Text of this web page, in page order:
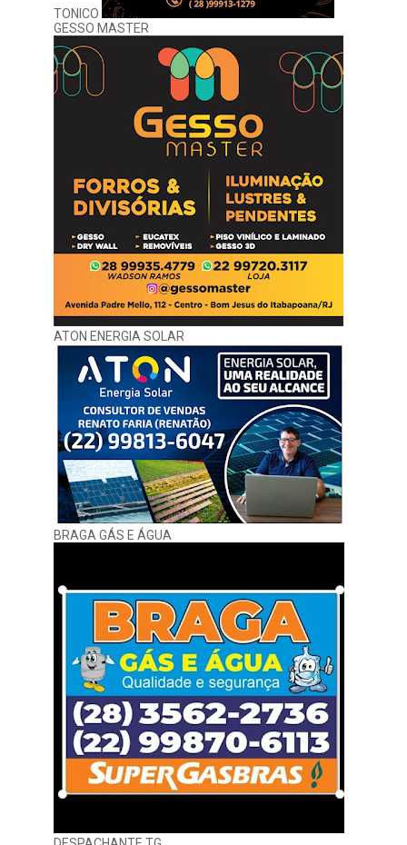
TONICO
GESSO MASTER
ATON ENERGIA SOLAR
BRAGA GÁS E ÁGUA